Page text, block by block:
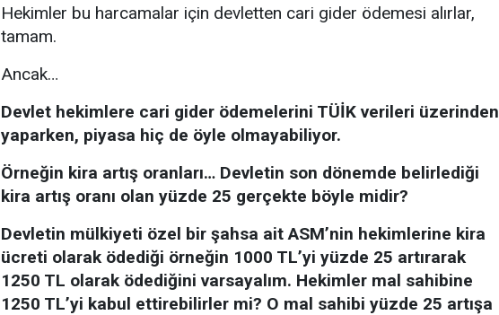
Hekimler bu harcamalar için devletten cari gider ödemesi alırlar,
tamam.
Ancak…
Devlet hekimlere cari gider ödemelerini TÜİK verileri üzerinden
yaparken, piyasa hiç de öyle olmayabiliyor.
Örneğin kira artış oranları… Devletin son dönemde belirlediği
kira artış oranı olan yüzde 25 gerçekte böyle midir?
Devletin mülkiyeti özel bir şahsa ait ASM’nin hekimlerine kira
ücreti olarak ödediği örneğin 1000 TL’yi yüzde 25 artırarak
1250 TL olarak ödediğini varsayalım. Hekimler mal sahibine
1250 TL’yi kabul ettirebilirler mi? O mal sahibi yüzde 25 artışa